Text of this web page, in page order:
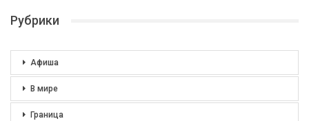
Рубрики
Афиша
В мире
Граница